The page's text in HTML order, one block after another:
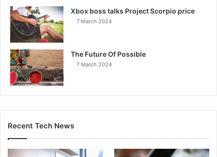
Xbox boss talks Project Scorpio price
7 March 2024
The Future Of Possible
7 March 2024
Recent Tech News